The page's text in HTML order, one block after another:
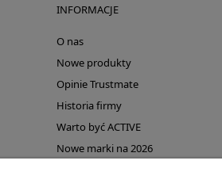
INFORMACJE
O nas
Nowe produkty
Opinie Trustmate
Historia firmy
Warto być ACTIVE
Nowe marki na 2026